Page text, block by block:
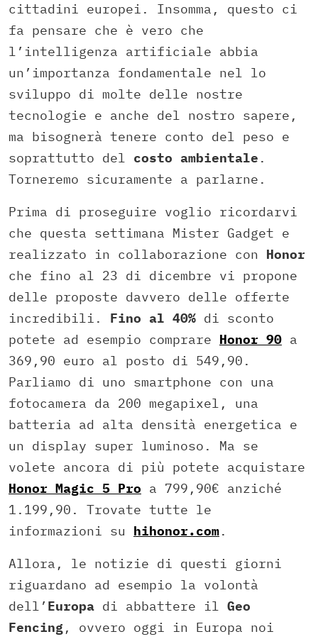
cittadini europei. Insomma, questo ci
fa pensare che è vero che
l’intelligenza artificiale abbia
un’importanza fondamentale nel lo
sviluppo di molte delle nostre
tecnologie e anche del nostro sapere,
ma bisognerà tenere conto del peso e
soprattutto del costo ambientale .
Torneremo sicuramente a parlarne.
Prima di proseguire voglio ricordarvi
che questa settimana Mister Gadget e
realizzato in collaborazione con Honor
che fino al 23 di dicembre vi propone
delle proposte davvero delle offerte
incredibili. Fino al 40% di sconto
potete ad esempio comprare Honor 90 a
369,90 euro al posto di 549,90.
Parliamo di uno smartphone con una
fotocamera da 200 megapixel, una
batteria ad alta densità energetica e
un display super luminoso. Ma se
volete ancora di più potete acquistare
Honor Magic 5 Pro a 799,90€ anziché
1.199,90. Trovate tutte le
informazioni su hihonor.com.
Allora, le notizie di questi giorni
riguardano ad esempio la volontà
dell’ Europa di abbattere il Geo
Fencing, ovvero oggi in Europa noi